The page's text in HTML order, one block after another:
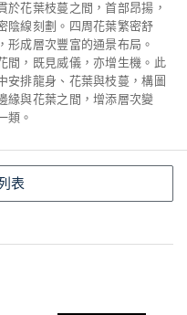
花葉枝蔓之間，首部昂揚，
陰線刻劃。四周花葉繁密舒
形成層次豐富的通景布局。
間，既見威儀，亦增生機。此
安排龍身、花葉與枝蔓，構圖
緣與花葉之間，增添層次變
類。
表